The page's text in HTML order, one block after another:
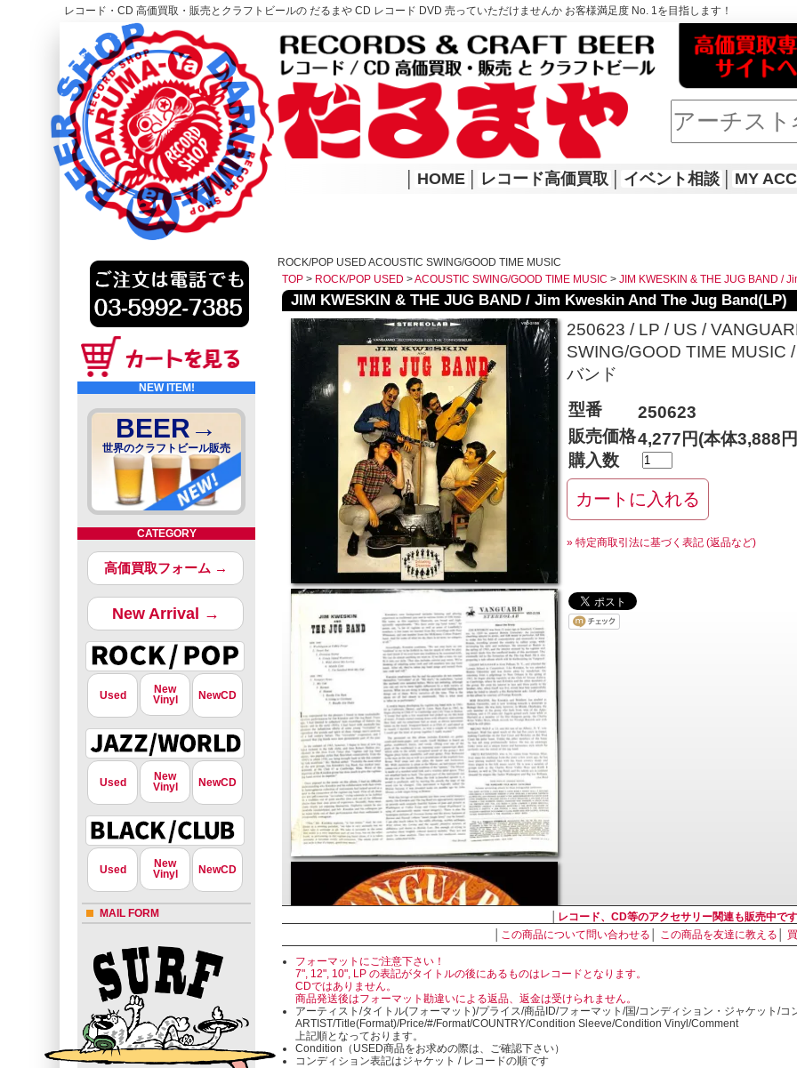
レコード・CD 高価買取・販売とクラフトビールの だるまや CD レコード DVD 売っていただけませんか お客様満足度 No. 1を目指します！
レコード高価買取はこちら
HOME
HOME レコード高価買取 イベント相談 MY
NEW ITEM!
BEER→
世界のクラフトビール販売
CATEGORY
高価買取フォーム →
New Arrival →
Used
New
Vinyl
NewCD
Used
New
Vinyl
NewCD
Used
New
Vinyl
NewCD
MAIL FORM
ROCK/POP USED ACOUSTIC SWING/GOOD TIME MUSIC
TOP > ROCK/POP USED >ACOUSTIC SWING/GOOD TIME MUSIC > JIM KWESKIN & THE JUG BAND /
JIM KWESKIN & THE JUG BAND / Jim Kweskin And The Jug Band(LP)
250623 / LP / US /
SWING/GOOD TIME MUSIC
バンド
型番
250623
販売価格4,277円(本体3,888
購入数
» 特定商取引法に基づく表記 (返品など)
レコード、CD等のアクセサリー関連も販売中です
この商品について問い合わせる この商品を友達に教える
フォーマットにご注意下さい！
7", 12", 10", LP の表記がタイトルの後にあるものはレコードとなります。
CDではありません。
商品発送後はフォーマット勘違いによる返品、返金は受けられません。
アーティスト/タイトル(フォーマット)/プライス/商品ID/フォーマット/国/コンディション・ジャケット/コ
ARTIST/Title(Format)/Price/#/Format/COUNTRY/Condition Sleeve/Condition Vinyl/Comment
上記順となっております。
Condition（USED商品をお求めの際は、ご確認下さい）
コンディション表記はジャケット / レコードの順です